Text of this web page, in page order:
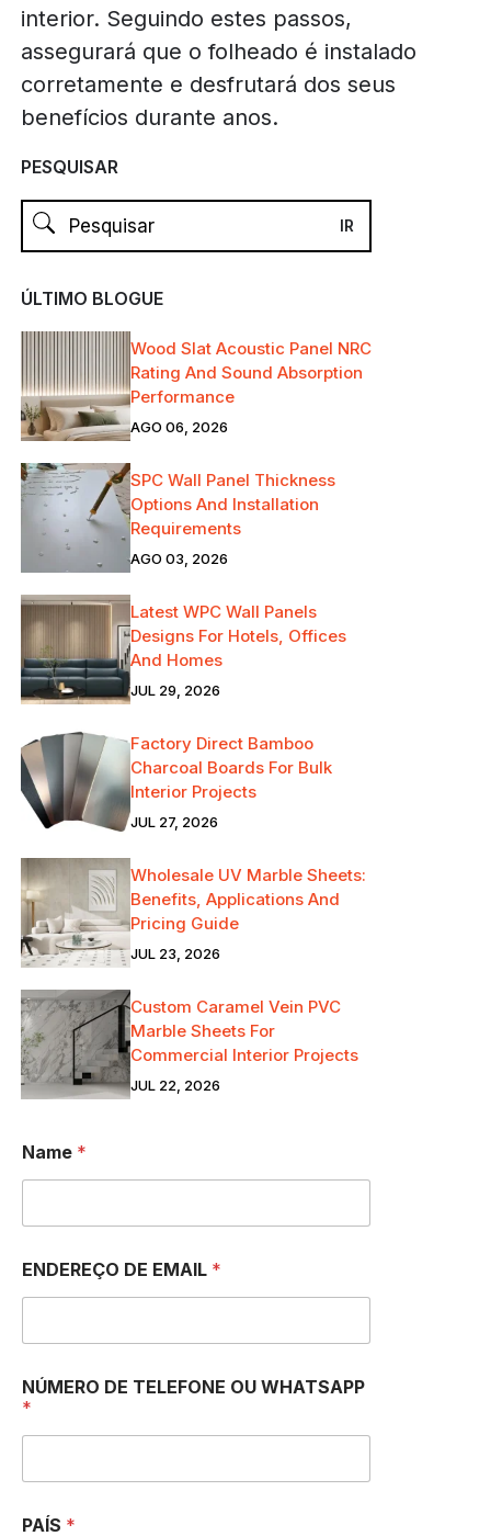
interior. Seguindo estes passos,
assegurará que o folheado é instalado
corretamente e desfrutará dos seus
benefícios durante anos.
PESQUISAR
ÚLTIMO BLOGUE
Wood Slat Acoustic Panel NRC
Rating And Sound Absorption
Performance
AGO 06, 2026
SPC Wall Panel Thickness
Options And Installation
Requirements
AGO 03, 2026
Latest WPC Wall Panels
Designs For Hotels, Offices
And Homes
JUL 29, 2026
Factory Direct Bamboo
Charcoal Boards For Bulk
Interior Projects
JUL 27, 2026
Wholesale UV Marble Sheets:
Benefits, Applications And
Pricing Guide
JUL 23, 2026
Custom Caramel Vein PVC
Marble Sheets For
Commercial Interior Projects
JUL 22, 2026
Name *
ENDEREÇO DE EMAIL *
NÚMERO DE TELEFONE OU WHATSAPP
*
PAÍS *